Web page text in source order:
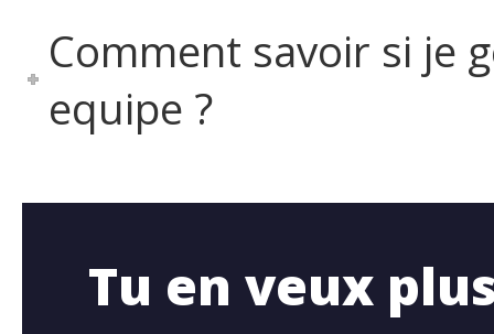
Comment savoir si je
equipe ?
Tu en veux